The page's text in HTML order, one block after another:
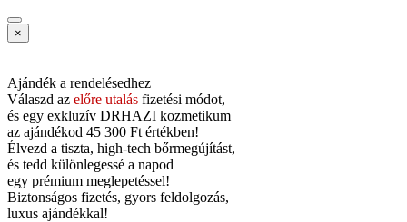
×
Ajándék a rendelésedhez
Válaszd az előre utalás fizetési módot,
és egy exkluzív DRHAZI kozmetikum
az ajándékod 45 300 Ft értékben!
Élvezd a tiszta, high-tech bőrmegújítást,
és tedd különlegessé a napod
egy prémium meglepetéssel!
Biztonságos fizetés, gyors feldolgozás,
luxus ajándékkal!